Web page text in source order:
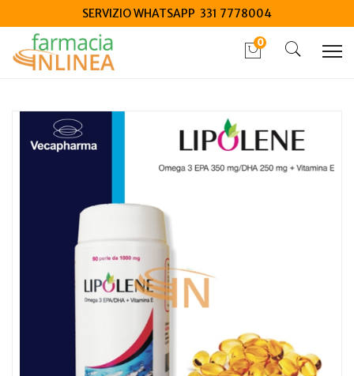
SERVIZIO WHATSAPP 331 7778004
0
Vecapharma Licolene 90 perle